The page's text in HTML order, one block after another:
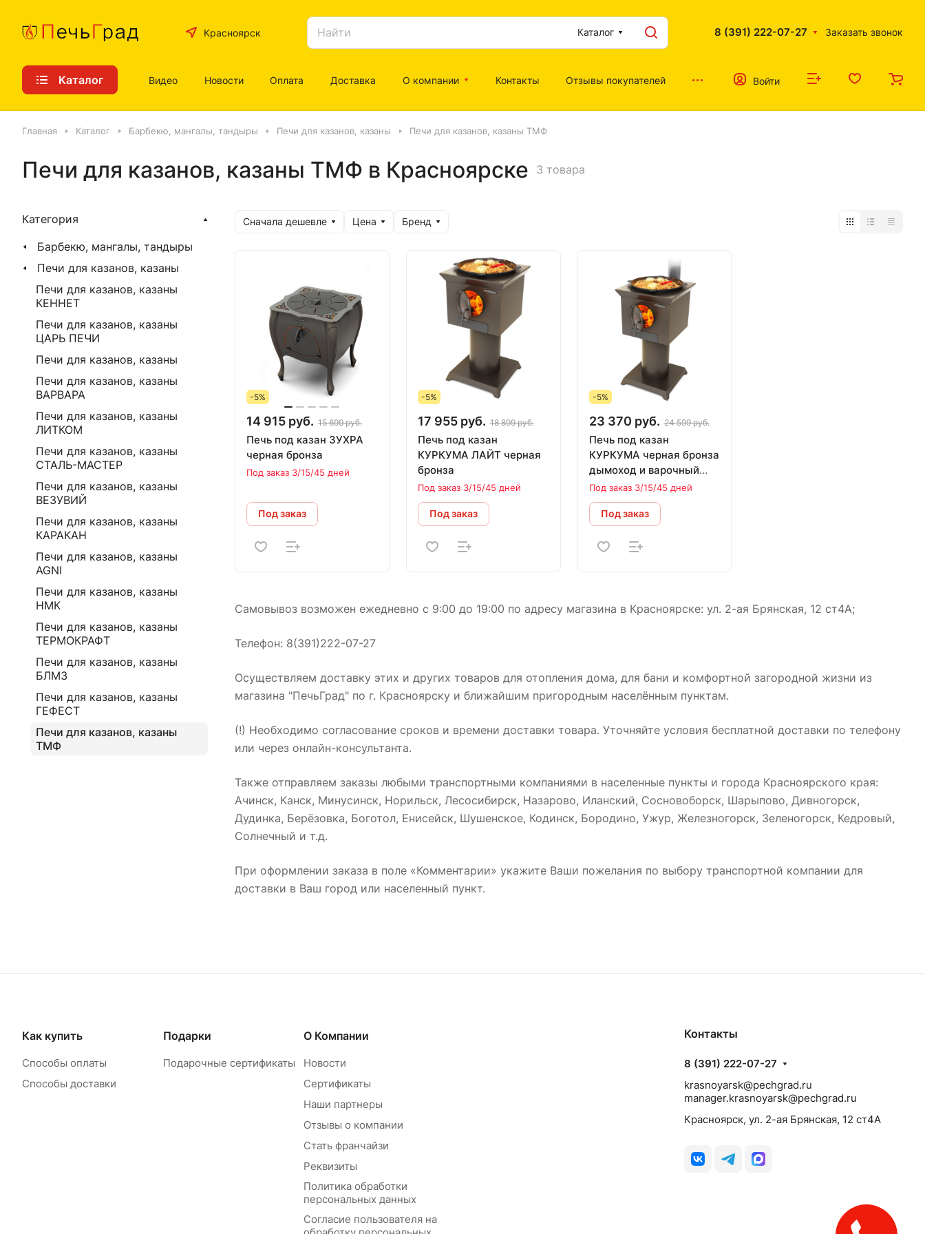
Красноярск Каталог 8 (391) 222-07-27 Заказать звонок
Каталог Видео Новости Оплата Доставка О компании Контакты Отзывы покупателей Войти
Главная Каталог Барбекю, мангалы, тандыры Печи для казанов, казаны Печи для казанов, казаны ТМФ
Печи для казанов, казаны ТМФ в Красноярске 3 товара
Сначала дешевле Цена Бренд
-5%
14 915 руб. 15 699 руб.
Печь под казан ЗУХРА
черная бронза
Под заказ 3/15/45 дней
Под заказ
-5%
17 955 руб. 18 899 руб.
Печь под казан
КУРКУМА ЛАЙТ черная
бронза
Под заказ 3/15/45 дней
Под заказ
-5%
23 370 руб. 24 599 руб.
Печь под казан
КУРКУМА черная бронза
дымоход и варочный
настил в комплекте
Под заказ 3/15/45 дней
Под заказ
Самовывоз возможен ежедневно с 9:00 до 19:00 по адресу магазина в Красноярске: ул. 2-ая Брянская, 12 ст4А;
Телефон: 8(391)222-07-27
Осуществляем доставку этих и других товаров для отопления дома, для бани и комфортной загородной жизни из
магазина "ПечьГрад" по г. Красноярску и ближайшим пригородным населённым пунктам.
(!) Необходимо согласование сроков и времени доставки товара. Уточняйте условия бесплатной доставки по телефону
или через онлайн-консультанта.
Также отправляем заказы любыми транспортными компаниями в населенные пункты и города Красноярского края:
Ачинск, Канск, Минусинск, Норильск, Лесосибирск, Назарово, Иланский, Сосновоборск, Шарыпово, Дивногорск,
Дудинка, Берёзовка, Боготол, Енисейск, Шушенское, Кодинск, Бородино, Ужур, Железногорск, Зеленогорск, Кедровый,
Солнечный и т.д.
При оформлении заказа в поле «Комментарии» укажите Ваши пожелания по выбору транспортной компании для
доставки в Ваш город или населенный пункт.
Категория
Барбекю, мангалы, тандыры
Печи для казанов, казаны
Печи для казанов, казаны
КЕННЕТ
Печи для казанов, казаны
ЦАРЬ ПЕЧИ
Печи для казанов, казаны
Печи для казанов, казаны
ВАРВАРА
Печи для казанов, казаны
ЛИТКОМ
Печи для казанов, казаны
СТАЛЬ-МАСТЕР
Печи для казанов, казаны
ВЕЗУВИЙ
Печи для казанов, казаны
КАРАКАН
Печи для казанов, казаны
AGNI
Печи для казанов, казаны
НМК
Печи для казанов, казаны
ТЕРМОКРАФТ
Печи для казанов, казаны
БЛМЗ
Печи для казанов, казаны
ГЕФЕСТ
Печи для казанов, казаны
ТМФ
Как купить
Способы оплаты
Способы доставки
Подарки
Подарочные сертификаты
О Компании
Новости
Сертификаты
Наши партнеры
Отзывы о компании
Стать франчайзи
Реквизиты
Политика обработки
персональных данных
Согласие пользователя на
Контакты
8 (391) 222-07-27
krasnoyarsk@pechgrad.ru
manager.krasnoyarsk@pechgrad.ru
Красноярск, ул. 2-ая Брянская, 12 ст4А